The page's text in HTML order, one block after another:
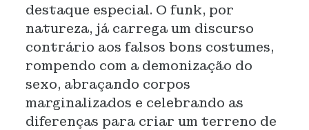
destaque especial. O funk, por
natureza, já carrega um discurso
contrário aos falsos bons costumes,
rompendo com a demonização do
sexo, abraçando corpos
marginalizados e celebrando as
diferenças para criar um terreno de